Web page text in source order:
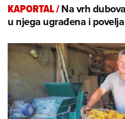
KAPORTAL/Na vrh
u njega ugrađena i